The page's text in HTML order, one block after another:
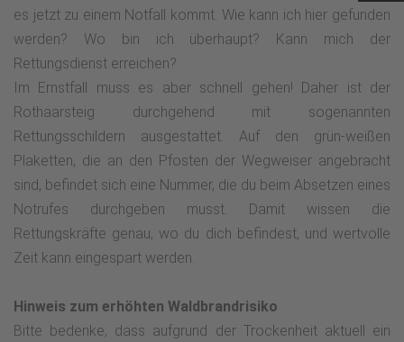
es jetzt zu einem Notfall kommt. Wie kann ich hier gefunden
werden? Wo bin ich überhaupt? Kann mich der
Rettungsdienst erreichen?
Im Ernstfall muss es aber schnell gehen! Daher ist der
Rothaarsteig durchgehend mit sogenannten
Rettungsschildern ausgestattet. Auf den grün-weißen
Plaketten, die an den Pfosten der Wegweiser angebracht
sind, befindet sich eine Nummer, die du beim Absetzen eines
Notrufes durchgeben musst. Damit wissen die
Rettungskräfte genau, wo du dich befindest, und wertvolle
Zeit kann eingespart werden.
Hinweis zum erhöhten Waldbrandrisiko
Bitte bedenke, dass aufgrund der Trockenheit aktuell ein